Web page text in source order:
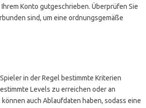
Konto gutgeschrieben. Überprüfen Sie
sind, um eine ordnungsgemäße
in der Regel bestimmte Kriterien
Levels zu erreichen oder an
auch Ablaufdaten haben, sodass eine